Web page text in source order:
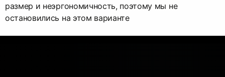
размер и неэргономичность, поэтому мы не
остановились на этом варианте